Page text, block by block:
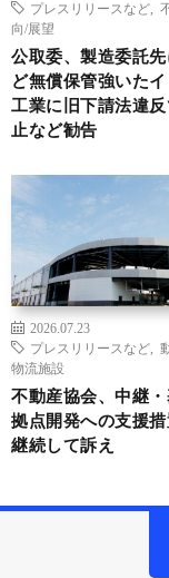
プレスリリースなど
向/展望
公取委、製造委託
ど無償保管強いた
工業に旧下請法違
止など勧告
2026.07.23
プレスリリースなど
物流施設
不動産協会、中継
拠点開発への支援
継続して訴え